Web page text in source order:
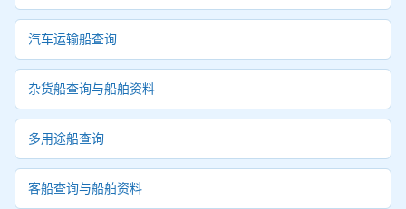
汽车运输船查询
杂货船查询与船舶资料
多用途船查询
客船查询与船舶资料